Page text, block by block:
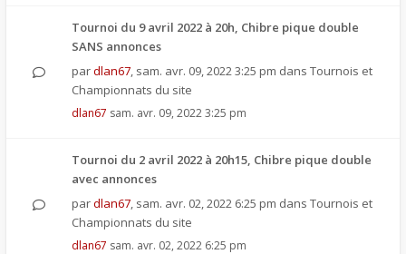
Tournoi du 9 avril 2022 à 20h, Chibre pique double
SANS annonces
pardlan67, sam. avr. 09, 2022 3:25 pm dans Tournois et
Championnats du site
dlan67 sam. avr. 09, 2022 3:25 pm
Tournoi du 2 avril 2022 à 20h15, Chibre pique double
avec annonces
pardlan67, sam. avr. 02, 2022 6:25 pm dans Tournois et
Championnats du site
dlan67 sam. avr. 02, 2022 6:25 pm